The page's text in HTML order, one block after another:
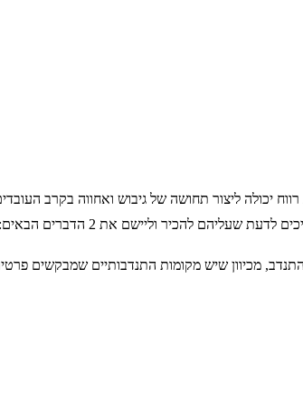
יכולה ליצור תחושה של גיבוש ואחווה בקרב
להכיר וליישם את 2 הדברים הבאים:
מכיוון שיש מקומות התנדבותיים שמבקשים